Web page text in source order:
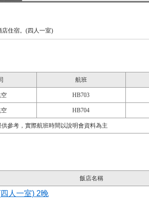
店住宿。(四人一室)
航班
HB703
HB704
參考，實際航班時間以說明會資料為主
飯店名稱
人一室) 2晚